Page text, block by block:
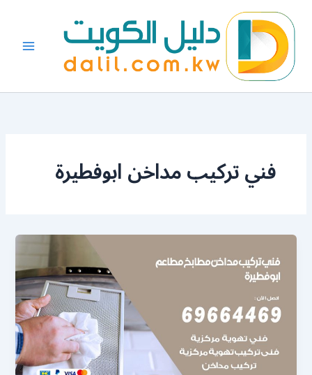
المحتوى
فني تركيب مداخن ابوفطيرة